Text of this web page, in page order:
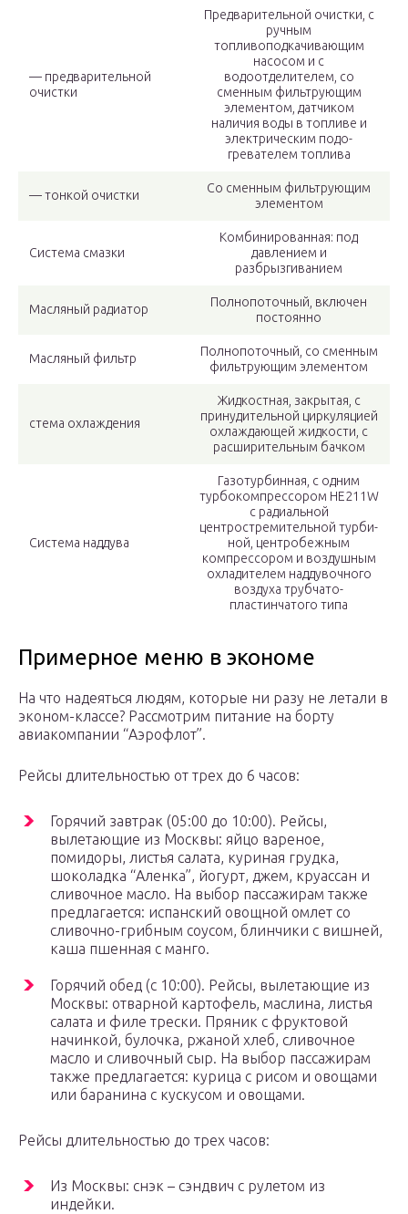
— предварительной
очистки
Предварительной очистки, с
руч­ным
топливоподкачивающим
насосом и с
водоотделителем, со
сменным фильтрующим
элемен­том, датчиком
наличия воды в топливе и
электрическим подо­
гревателем топлива
— тонкой очистки
Со сменным фильтрующим
эле­ментом
Система смазки
Комбинированная: под
давлением и
разбрызгиванием
Масляный радиатор
Полнопоточный, включен
посто­янно
Масляный фильтр
Полнопоточный, со сменным
филь­трующим элементом
стема охлаждения
Жидкостная, закрытая, с
принуди­тельной циркуляцией
охлаждаю­щей жидкости, с
расширитель­ным бачком
Система наддува
Газотурбинная, с одним
турбоком­прессором HE211W
с радиальной
центростремительной турби­
ной, центробежным
компрессо­ром и воздушным
охладителем наддувочного
воздуха трубчато-
пластинчатого типа
Примерное меню в экономе
На что надеяться людям, которые ни разу не летали в
эконом-классе? Рассмотрим питание на борту
авиакомпании “Аэрофлот”.
Рейсы длительностью от трех до 6 часов:
Горячий завтрак (05:00 до 10:00). Рейсы,
вылетающие из Москвы: яйцо вареное,
помидоры, листья салата, куриная грудка,
шоколадка “Аленка”, йогурт, джем, круассан и
сливочное масло. На выбор пассажирам также
предлагается: испанский овощной омлет со
сливочно-грибным соусом, блинчики с вишней,
каша пшенная с манго.
Горячий обед (с 10:00). Рейсы, вылетающие из
Москвы: отварной картофель, маслина, листья
салата и филе трески. Пряник с фруктовой
начинкой, булочка, ржаной хлеб, сливочное
масло и сливочный сыр. На выбор пассажирам
также предлагается: курица с рисом и овощами
или баранина с кускусом и овощами.
Рейсы длительностью до трех часов:
Из Москвы: снэк – сэндвич с рулетом из
индейки.